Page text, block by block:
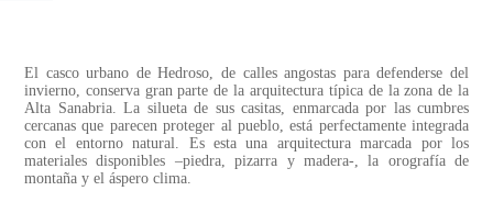
El casco urbano de Hedroso, de calles angostas para defenderse del
invierno, conserva gran parte de la arquitectura típica de la zona de la
Alta Sanabria. La silueta de sus casitas, enmarcada por las cumbres
cercanas que parecen proteger al pueblo, está perfectamente integrada
con el entorno natural. Es esta una arquitectura marcada por los
materiales disponibles –piedra, pizarra y madera-, la orografía de
montaña y el áspero clima.